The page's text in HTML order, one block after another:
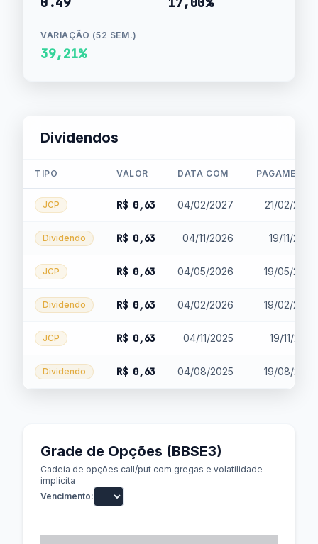
VARIAÇÃO (52 SEM.)
39,21%
Dividendos
TIPO VALOR DATA COM PAGAMENTO
JCP R$ 0,63 04/02/2027 21/02/2027
Dividendo R$ 0,63 04/11/2026 19/11/2026
JCP R$ 0,63 04/05/2026 19/05/2026
Dividendo R$ 0,63 04/02/2026 19/02/2026
JCP R$ 0,63 04/11/2025 19/11/2025
Dividendo R$ 0,63 04/08/2025 19/08/2025
Grade de Opções (BBSE3)
Cadeia de opções call/put com gregas e volatilidade
implícita
Vencimento: